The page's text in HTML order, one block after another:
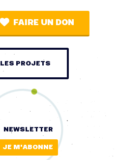
FAIRE UN DON
PROJETS
NEWSLETTER
JE M'ABONNE